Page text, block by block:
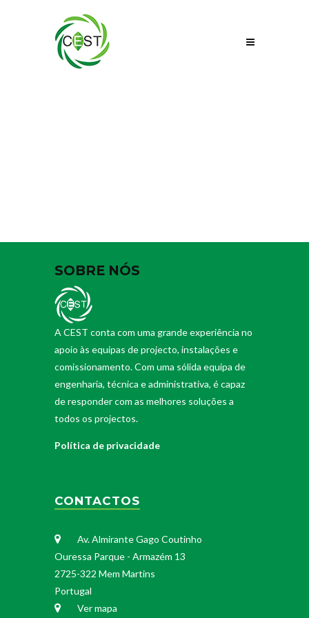
SOBRE NÓS
A CEST conta com uma grande experiência no
apoio às equipas de projecto, instalações e
comissionamento. Com uma sólida equipa de
engenharia, técnica e administrativa, é capaz
de responder com as melhores soluções a
todos os projectos.
Política de privacidade
CONTACTOS
Av. Almirante Gago Coutinho
Ouressa Parque - Armazém 13
2725-322 Mem Martins
Portugal
Ver mapa